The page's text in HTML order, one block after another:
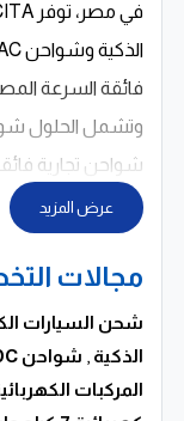
يجعلها مناسبة
تتميز هذه
بكفاءة، ومراقبة
الكهربائية، مما
عرض المزيد
مجالات
شحن السيارات
الذكية , شواحن DC فائقة السرعة
المركبات